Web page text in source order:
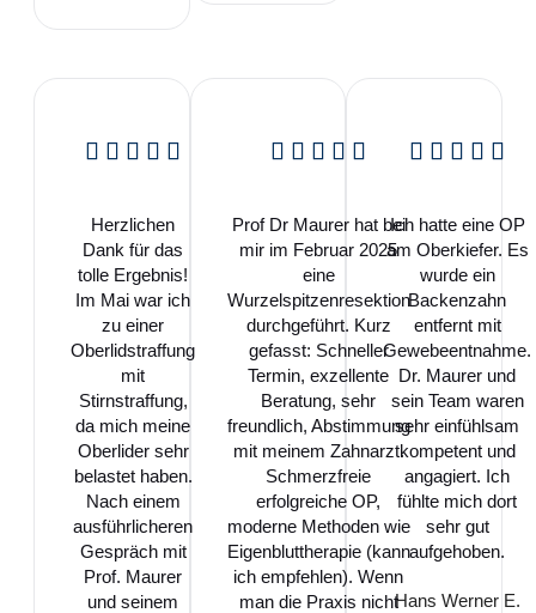
Herzlichen
Dank für das
tolle Ergebnis!
Im Mai war ich
zu einer
Oberlidstraffung
mit
Stirnstraffung,
da mich meine
Oberlider sehr
belastet haben.
Nach einem
ausführlicheren
Gespräch mit
Prof. Maurer
und seinem
Prof Dr Maurer hat bei
mir im Februar 2025
eine
Wurzelspitzenresektion
durchgeführt. Kurz
gefasst: Schneller
Termin, exzellente
Beratung, sehr
freundlich, Abstimmung
mit meinem Zahnarzt.
Schmerzfreie
erfolgreiche OP,
moderne Methoden wie
Eigenbluttherapie (kann
ich empfehlen). Wenn
man die Praxis nicht
Ich hatte eine OP
am Oberkiefer. Es
wurde ein
Backenzahn
entfernt mit
Gewebeentnahme.
Dr. Maurer und
sein Team waren
sehr einfühlsam
kompetent und
angagiert. Ich
fühlte mich dort
sehr gut
aufgehoben.
Hans Werner E.